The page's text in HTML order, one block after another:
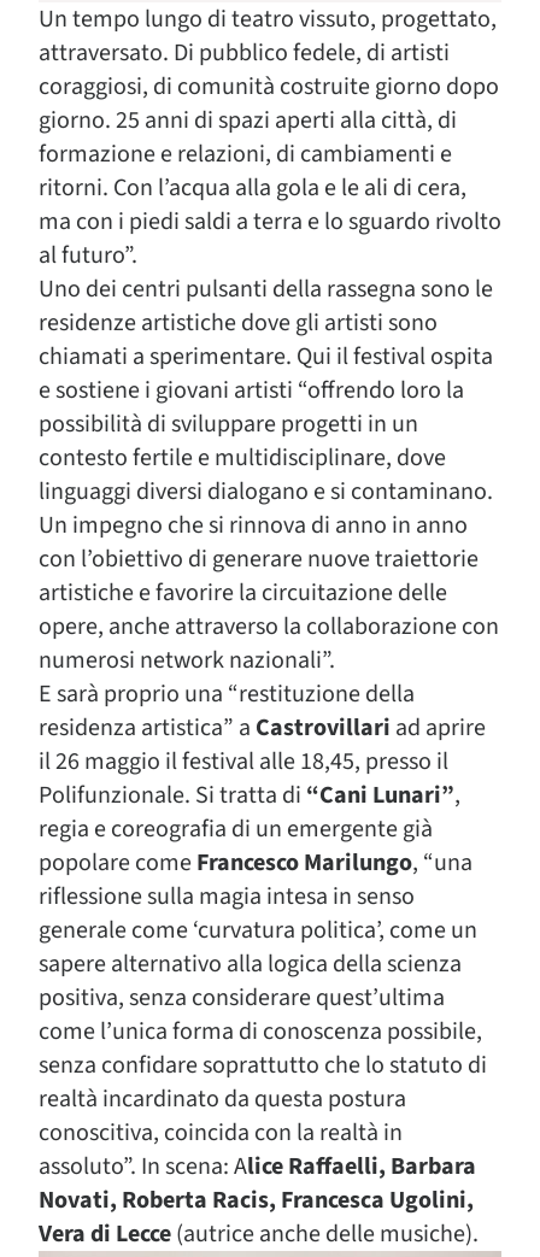
Un tempo lungo di teatro vissuto, progettato,
attraversato. Di pubblico fedele, di artisti
coraggiosi, di comunità costruite giorno dopo
giorno. 25 anni di spazi aperti alla città, di
formazione e relazioni, di cambiamenti e
ritorni. Con l’acqua alla gola e le ali di cera,
ma con i piedi saldi a terra e lo sguardo rivolto
al futuro”.
Uno dei centri pulsanti della rassegna sono le
residenze artistiche dove gli artisti sono
chiamati a sperimentare. Qui il festival ospita
e sostiene i giovani artisti “offrendo loro la
possibilità di sviluppare progetti in un
contesto fertile e multidisciplinare, dove
linguaggi diversi dialogano e si contaminano.
Un impegno che si rinnova di anno in anno
con l’obiettivo di generare nuove traiettorie
artistiche e favorire la circuitazione delle
opere, anche attraverso la collaborazione con
numerosi network nazionali”.
E sarà proprio una “restituzione della
residenza artistica” a Castrovillari ad aprire
il 26 maggio il festival alle 18,45, presso il
Polifunzionale. Si tratta di “Cani Lunari”,
regia e coreografia di un emergente già
popolare comeFrancesco Marilungo, “una
riflessione sulla magia intesa in senso
generale come ‘curvatura politica’, come un
sapere alternativo alla logica della scienza
positiva, senza considerare quest’ultima
come l’unica forma di conoscenza possibile,
senza confidare soprattutto che lo statuto di
realtà incardinato da questa postura
conoscitiva, coincida con la realtà in
assoluto”. In scena: Alice Raffaelli, Barbara
Novati, Roberta Racis, Francesca Ugolini,
Vera di Lecce(autrice anche delle musiche).